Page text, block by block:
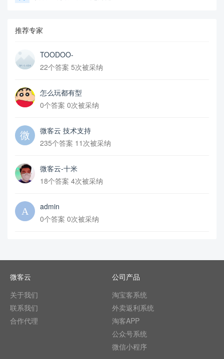
推荐专家
TOODOO-
22个答案 5次被采纳
怎么玩都有型
0个答案 0次被采纳
微客云 技术支持
235个答案 11次被采纳
微客云-十米
18个答案 4次被采纳
admin
0个答案 0次被采纳
微客云
关于我们
联系我们
合作代理
公司产品
淘宝客系统
外卖返利系统
淘客APP
公众号系统
微信小程序